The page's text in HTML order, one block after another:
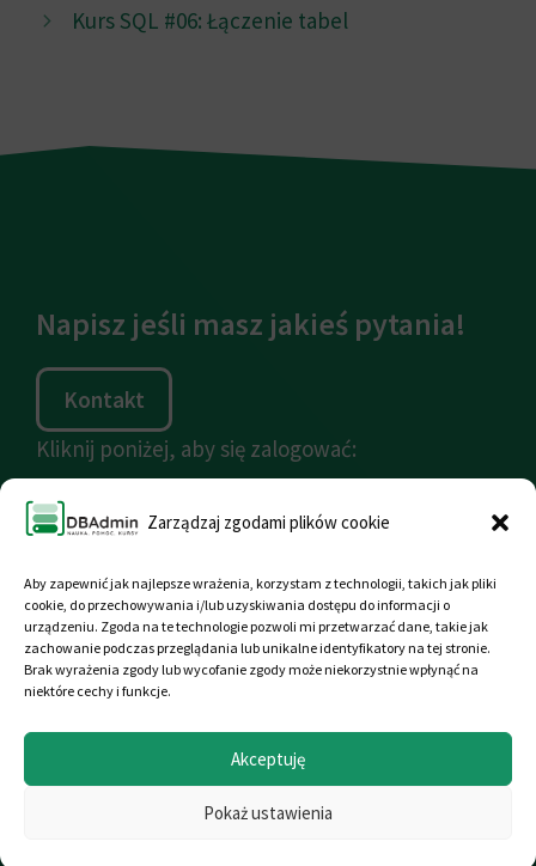
Zarządzaj zgodami plików cookie
Aby zapewnić jak najlepsze wrażenia, korzystam z technologii, takich jak pliki
cookie, do przechowywania i/lub uzyskiwania dostępu do informacji o
urządzeniu. Zgoda na te technologie pozwoli mi przetwarzać dane, takie jak
zachowanie podczas przeglądania lub unikalne identyfikatory na tej stronie.
Brak wyrażenia zgody lub wycofanie zgody może niekorzystnie wpłynąć na
niektóre cechy i funkcje.
Akceptuję
Pokaż ustawienia
Kurs SQL #06: Łączenie tabel
Napisz jeśli masz jakieś pytania!
Kontakt
Kliknij poniżej, aby się zalogować:
Pulpit kursanta
Polityka Prywatności Regulamin